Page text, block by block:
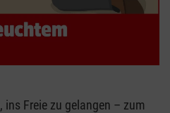
Freie zu gelangen – zum